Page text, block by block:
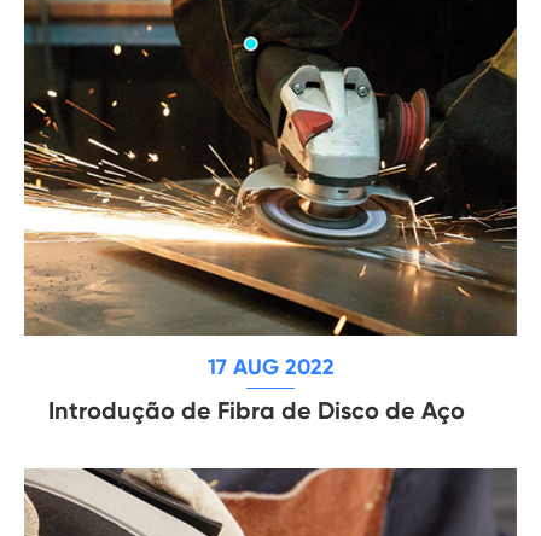
17 AUG 2022
Introdução de Fibra de Disco de Aço